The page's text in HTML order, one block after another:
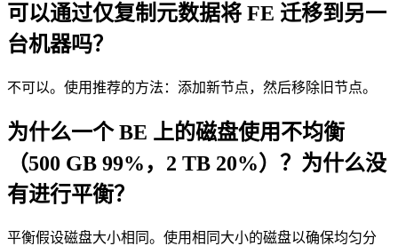
可以通过仅复制元数据将 FE 迁移到另一
台机器吗？
不可以。使用推荐的方法：添加新节点，然后移除旧节点。
为什么一个 BE 上的磁盘使用不均衡
（500 GB 99%，2 TB 20%）？为什么没
有进行平衡？
平衡假设磁盘大小相同。使用相同大小的磁盘以确保均匀分